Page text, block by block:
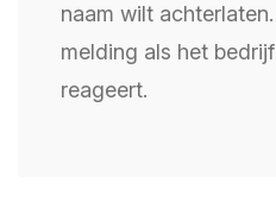
naam wilt
melding als het
reageert.